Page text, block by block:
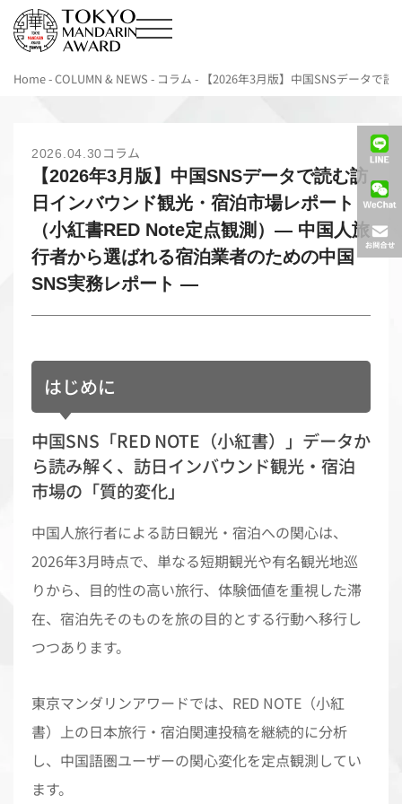
Home-COLUMN & NEWS - コラム - 【2026年3月版】中国SNSデータで
2026.04.30コラム
【2026年3月版】中国SNSデータで読む訪
日インバウンド観光・宿泊市場レポート
（小紅書RED Note定点観測）― 中国人旅
行者から選ばれる宿泊業者のための中国
SNS実務レポート ―
はじめに
中国SNS「RED NOTE（小紅書）」データか
ら読み解く、訪日インバウンド観光・宿泊
市場の「質的変化」
中国人旅行者による訪日観光・宿泊への関心は、
2026年3月時点で、単なる短期観光や有名観光地巡
りから、目的性の高い旅行、体験価値を重視した滞
在、宿泊先そのものを旅の目的とする行動へ移行し
つつあります。
東京マンダリンアワードでは、RED NOTE（小紅
書）上の日本旅行・宿泊関連投稿を継続的に分析
し、中国語圏ユーザーの関心変化を定点観測してい
ます。